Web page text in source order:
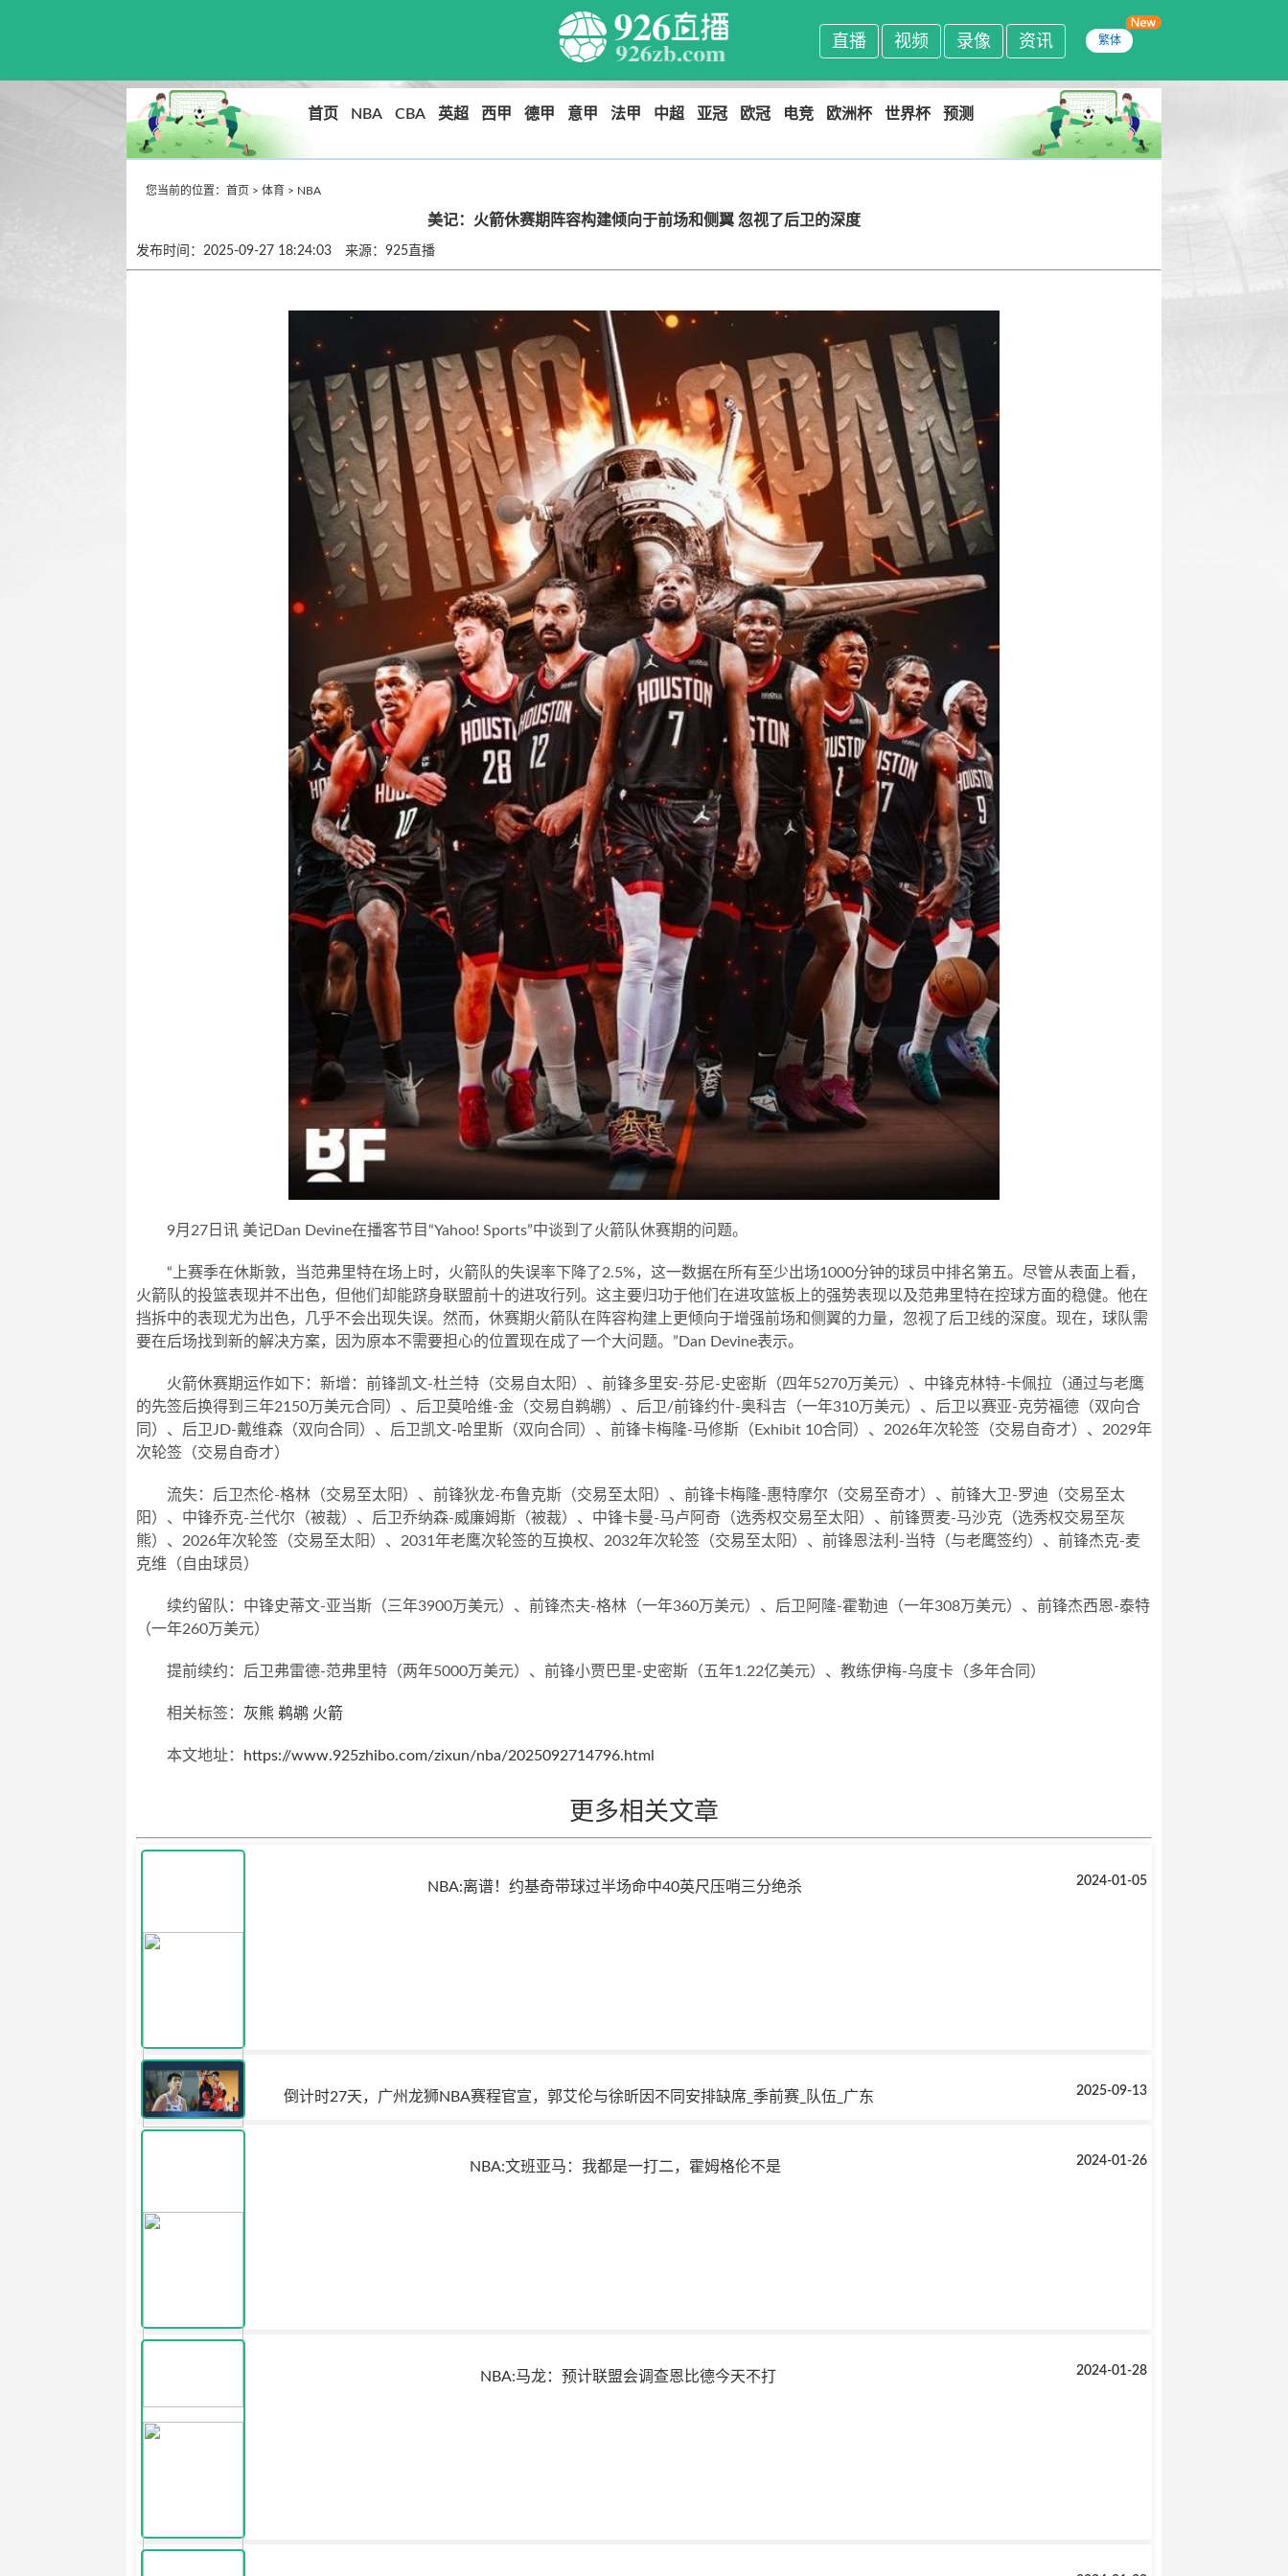
资讯
录像
视频
直播 繁体
首页 NBA CBA 英超 西甲 德甲 意甲 法甲 中超 亚冠 欧冠 电竞 欧洲杯 世界杯 预测
您当前的位置： 首页 > 体育 > NBA
美记：火箭休赛期阵容构建倾向于前场和侧翼 忽视了后卫的深度
发布时间：2025-09-27 18:24:03 来源：925直播
9月27日讯 美记Dan Devine在播客节目“Yahoo! Sports”中谈到了火箭队休赛期的问题。
“上赛季在休斯敦，当范弗里特在场上时，火箭队的失误率下降了2.5%，这一数据在所有至少出场1000分钟的球员中排名第五。尽管从表面上看，
火箭队的投篮表现并不出色，但他们却能跻身联盟前十的进攻行列。这主要归功于他们在进攻篮板上的强势表现以及范弗里特在控球方面的稳健。他在
挡拆中的表现尤为出色，几乎不会出现失误。然而，休赛期火箭队在阵容构建上更倾向于增强前场和侧翼的力量，忽视了后卫线的深度。现在，球队需
要在后场找到新的解决方案，因为原本不需要担心的位置现在成了一个大问题。”Dan Devine表示。
火箭休赛期运作如下：新增：前锋凯文-杜兰特（交易自太阳）、前锋多里安-芬尼-史密斯（四年5270万美元）、中锋克林特-卡佩拉（通过与老鹰
的先签后换得到三年2150万美元合同）、后卫莫哈维-金（交易自鹈鹕）、后卫/前锋约什-奥科吉（一年310万美元）、后卫以赛亚-克劳福德（双向合
同）、后卫JD-戴维森（双向合同）、后卫凯文-哈里斯（双向合同）、前锋卡梅隆-马修斯（Exhibit 10合同）、2026年次轮签（交易自奇才）、2029年
次轮签（交易自奇才）
流失：后卫杰伦-格林（交易至太阳）、前锋狄龙-布鲁克斯（交易至太阳）、前锋卡梅隆-惠特摩尔（交易至奇才）、前锋大卫-罗迪（交易至太
阳）、中锋乔克-兰代尔（被裁）、后卫乔纳森-威廉姆斯（被裁）、中锋卡曼-马卢阿奇（选秀权交易至太阳）、前锋贾麦-马沙克（选秀权交易至灰
熊）、2026年次轮签（交易至太阳）、2031年老鹰次轮签的互换权、2032年次轮签（交易至太阳）、前锋恩法利-当特（与老鹰签约）、前锋杰克-麦
克维（自由球员）
续约留队：中锋史蒂文-亚当斯（三年3900万美元）、前锋杰夫-格林（一年360万美元）、后卫阿隆-霍勒迪（一年308万美元）、前锋杰西恩-泰特
（一年260万美元）
提前续约：后卫弗雷德-范弗里特（两年5000万美元）、前锋小贾巴里-史密斯（五年1.22亿美元）、教练伊梅-乌度卡（多年合同）
相关标签： 灰熊 鹈鹕 火箭
本文地址： https://www.925zhibo.com/zixun/nba/2025092714796.html
更多相关文章
NBA:离谱！约基奇带球过半场命中40英尺压哨三分绝杀 2024-01-05
倒计时27天，广州龙狮NBA赛程官宣，郭艾伦与徐昕因不同安排缺席_季前赛_队伍_广东 2025-09-13
NBA:文班亚马：我都是一打二，霍姆格伦不是 2024-01-26
NBA:马龙：预计联盟会调查恩比德今天不打 2024-01-28